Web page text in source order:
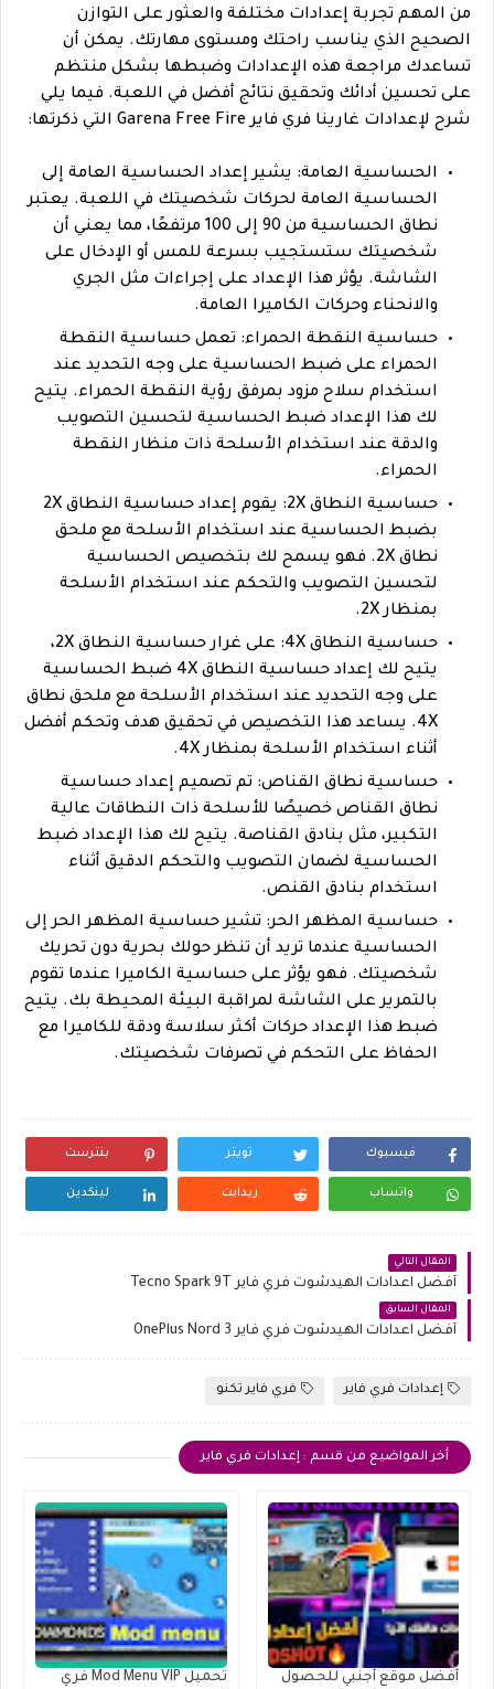
من المهم تجربة إعدادات مختلفة والعثور على التوازن
الصحيح الذي يناسب راحتك ومستوى مهارتك. يمكن أن
تساعدك مراجعة هذه الإعدادات وضبطها بشكل منتظم
على تحسين أدائك وتحقيق نتائج أفضل في اللعبة. فيما يلي
شرح لإعدادات غارينا فري فاير Garena Free Fire التي ذكرتها:
الحساسية العامة: يشير إعداد الحساسية العامة إلى
الحساسية العامة لحركات شخصيتك في اللعبة. يعتبر
نطاق الحساسية من 90 إلى 100 مرتفعًا، مما يعني أن
شخصيتك ستستجيب بسرعة للمس أو الإدخال على
الشاشة. يؤثر هذا الإعداد على إجراءات مثل الجري
والانحناء وحركات الكاميرا العامة.
حساسية النقطة الحمراء: تعمل حساسية النقطة
الحمراء على ضبط الحساسية على وجه التحديد عند
استخدام سلاح مزود بمرفق رؤية النقطة الحمراء. يتيح
لك هذا الإعداد ضبط الحساسية لتحسين التصويب
والدقة عند استخدام الأسلحة ذات منظار النقطة
الحمراء.
حساسية النطاق 2X: يقوم إعداد حساسية النطاق 2X
بضبط الحساسية عند استخدام الأسلحة مع ملحق
نطاق 2X. فهو يسمح لك بتخصيص الحساسية
لتحسين التصويب والتحكم عند استخدام الأسلحة
بمنظار 2X.
حساسية النطاق 4X: على غرار حساسية النطاق 2X،
يتيح لك إعداد حساسية النطاق 4X ضبط الحساسية
على وجه التحديد عند استخدام الأسلحة مع ملحق نطاق
4X. يساعد هذا التخصيص في تحقيق هدف وتحكم أفضل
أثناء استخدام الأسلحة بمنظار 4X.
حساسية نطاق القناص: تم تصميم إعداد حساسية
نطاق القناص خصيصًا للأسلحة ذات النطاقات عالية
التكبير، مثل بنادق القناصة. يتيح لك هذا الإعداد ضبط
الحساسية لضمان التصويب والتحكم الدقيق أثناء
استخدام بنادق القنص.
حساسية المظهر الحر: تشير حساسية المظهر الحر إلى
الحساسية عندما تريد أن تنظر حولك بحرية دون تحريك
شخصيتك. فهو يؤثر على حساسية الكاميرا عندما تقوم
بالتمرير على الشاشة لمراقبة البيئة المحيطة بك. يتيح
ضبط هذا الإعداد حركات أكثر سلاسة ودقة للكاميرا مع
الحفاظ على التحكم في تصرفات شخصيتك.
فيسبوك تويتر بنترست
واتساب ريدايت لينكدين
المقال التالي
أفضل اعدادات الهيدشوت فري فاير Tecno Spark 9T
المقال السابق
أفضل اعدادات الهيدشوت فري فاير OnePlus Nord 3
إعدادات فري فاير فري فاير تكنو
أخر المواضيع من قسم : إعدادات فري فاير
أفضل موقع أجنبي للحصول
تحميل Mod Menu VIP فري